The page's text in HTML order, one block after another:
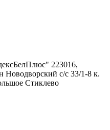
223016,
Новодворский с/с 33/1-8 к.
Стиклево